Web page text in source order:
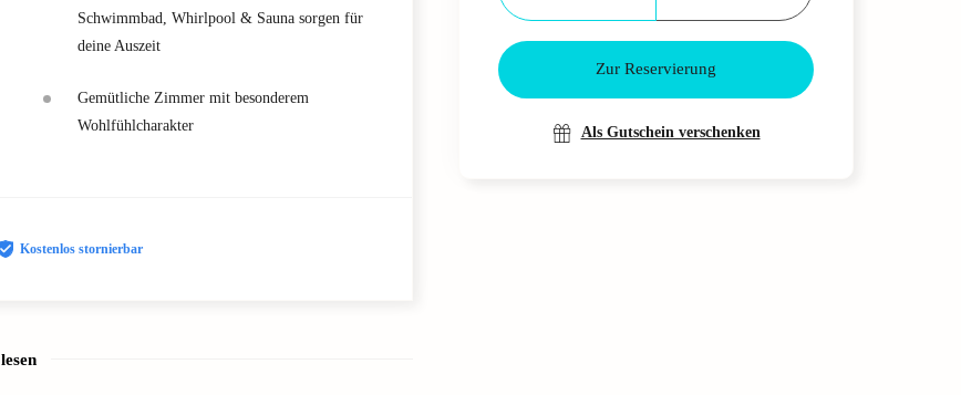
Zur Reservierung
Als Gutschein verschenken
Schwimmbad, Whirlpool & Sauna sorgen für
deine Auszeit
Gemütliche Zimmer mit besonderem
Wohlfühlcharakter
Kostenlos stornierbar